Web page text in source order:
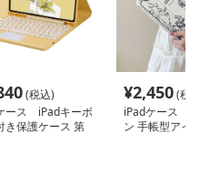
(税込)
ース iPadキーボ
き保護ケース 第
¥2,450(税
iPadケース
ン 手帳型アイ